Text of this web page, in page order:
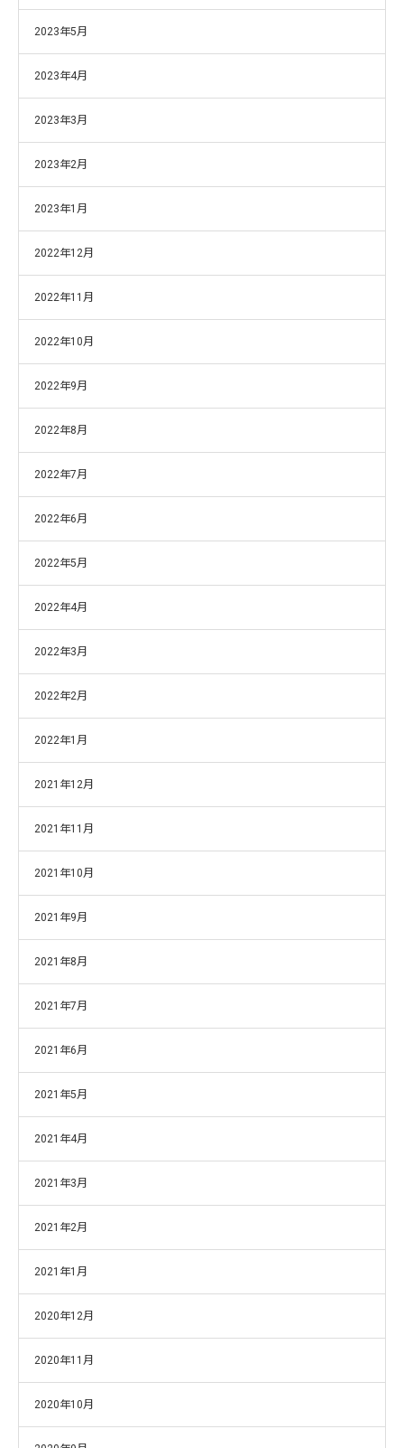
2023年5月
2023年4月
2023年3月
2023年2月
2023年1月
2022年12月
2022年11月
2022年10月
2022年9月
2022年8月
2022年7月
2022年6月
2022年5月
2022年4月
2022年3月
2022年2月
2022年1月
2021年12月
2021年11月
2021年10月
2021年9月
2021年8月
2021年7月
2021年6月
2021年5月
2021年4月
2021年3月
2021年2月
2021年1月
2020年12月
2020年11月
2020年10月